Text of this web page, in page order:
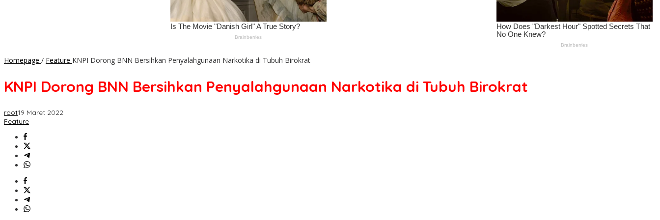
Homepage / Feature KNPI Dorong BNN Bersihkan Penyalahgunaan Narkotika di Tubuh Birokrat
KNPI Dorong BNN Bersihkan Penyalahgunaan Narkotika di Tubuh Birokrat
root19 Maret 2022
Feature